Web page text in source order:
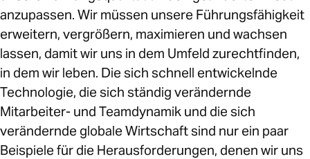
anzupassen. Wir müssen unsere Führungsfähigkeit
erweitern, vergrößern, maximieren und wachsen
lassen, damit wir uns in dem Umfeld zurechtfinden,
in dem wir leben. Die sich schnell entwickelnde
Technologie, die sich ständig verändernde
Mitarbeiter- und Teamdynamik und die sich
verändernde globale Wirtschaft sind nur ein paar
Beispiele für die Herausforderungen, denen wir uns